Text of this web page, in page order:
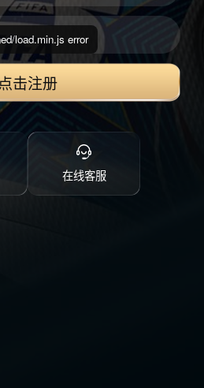
点击注册
在线客服
load.min.js error